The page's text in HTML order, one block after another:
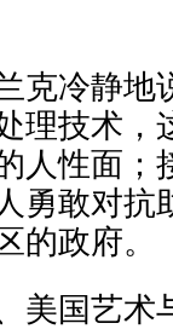
克冷静地
理技术，
人性面；
勇敢对抗
的政府。
美国艺术